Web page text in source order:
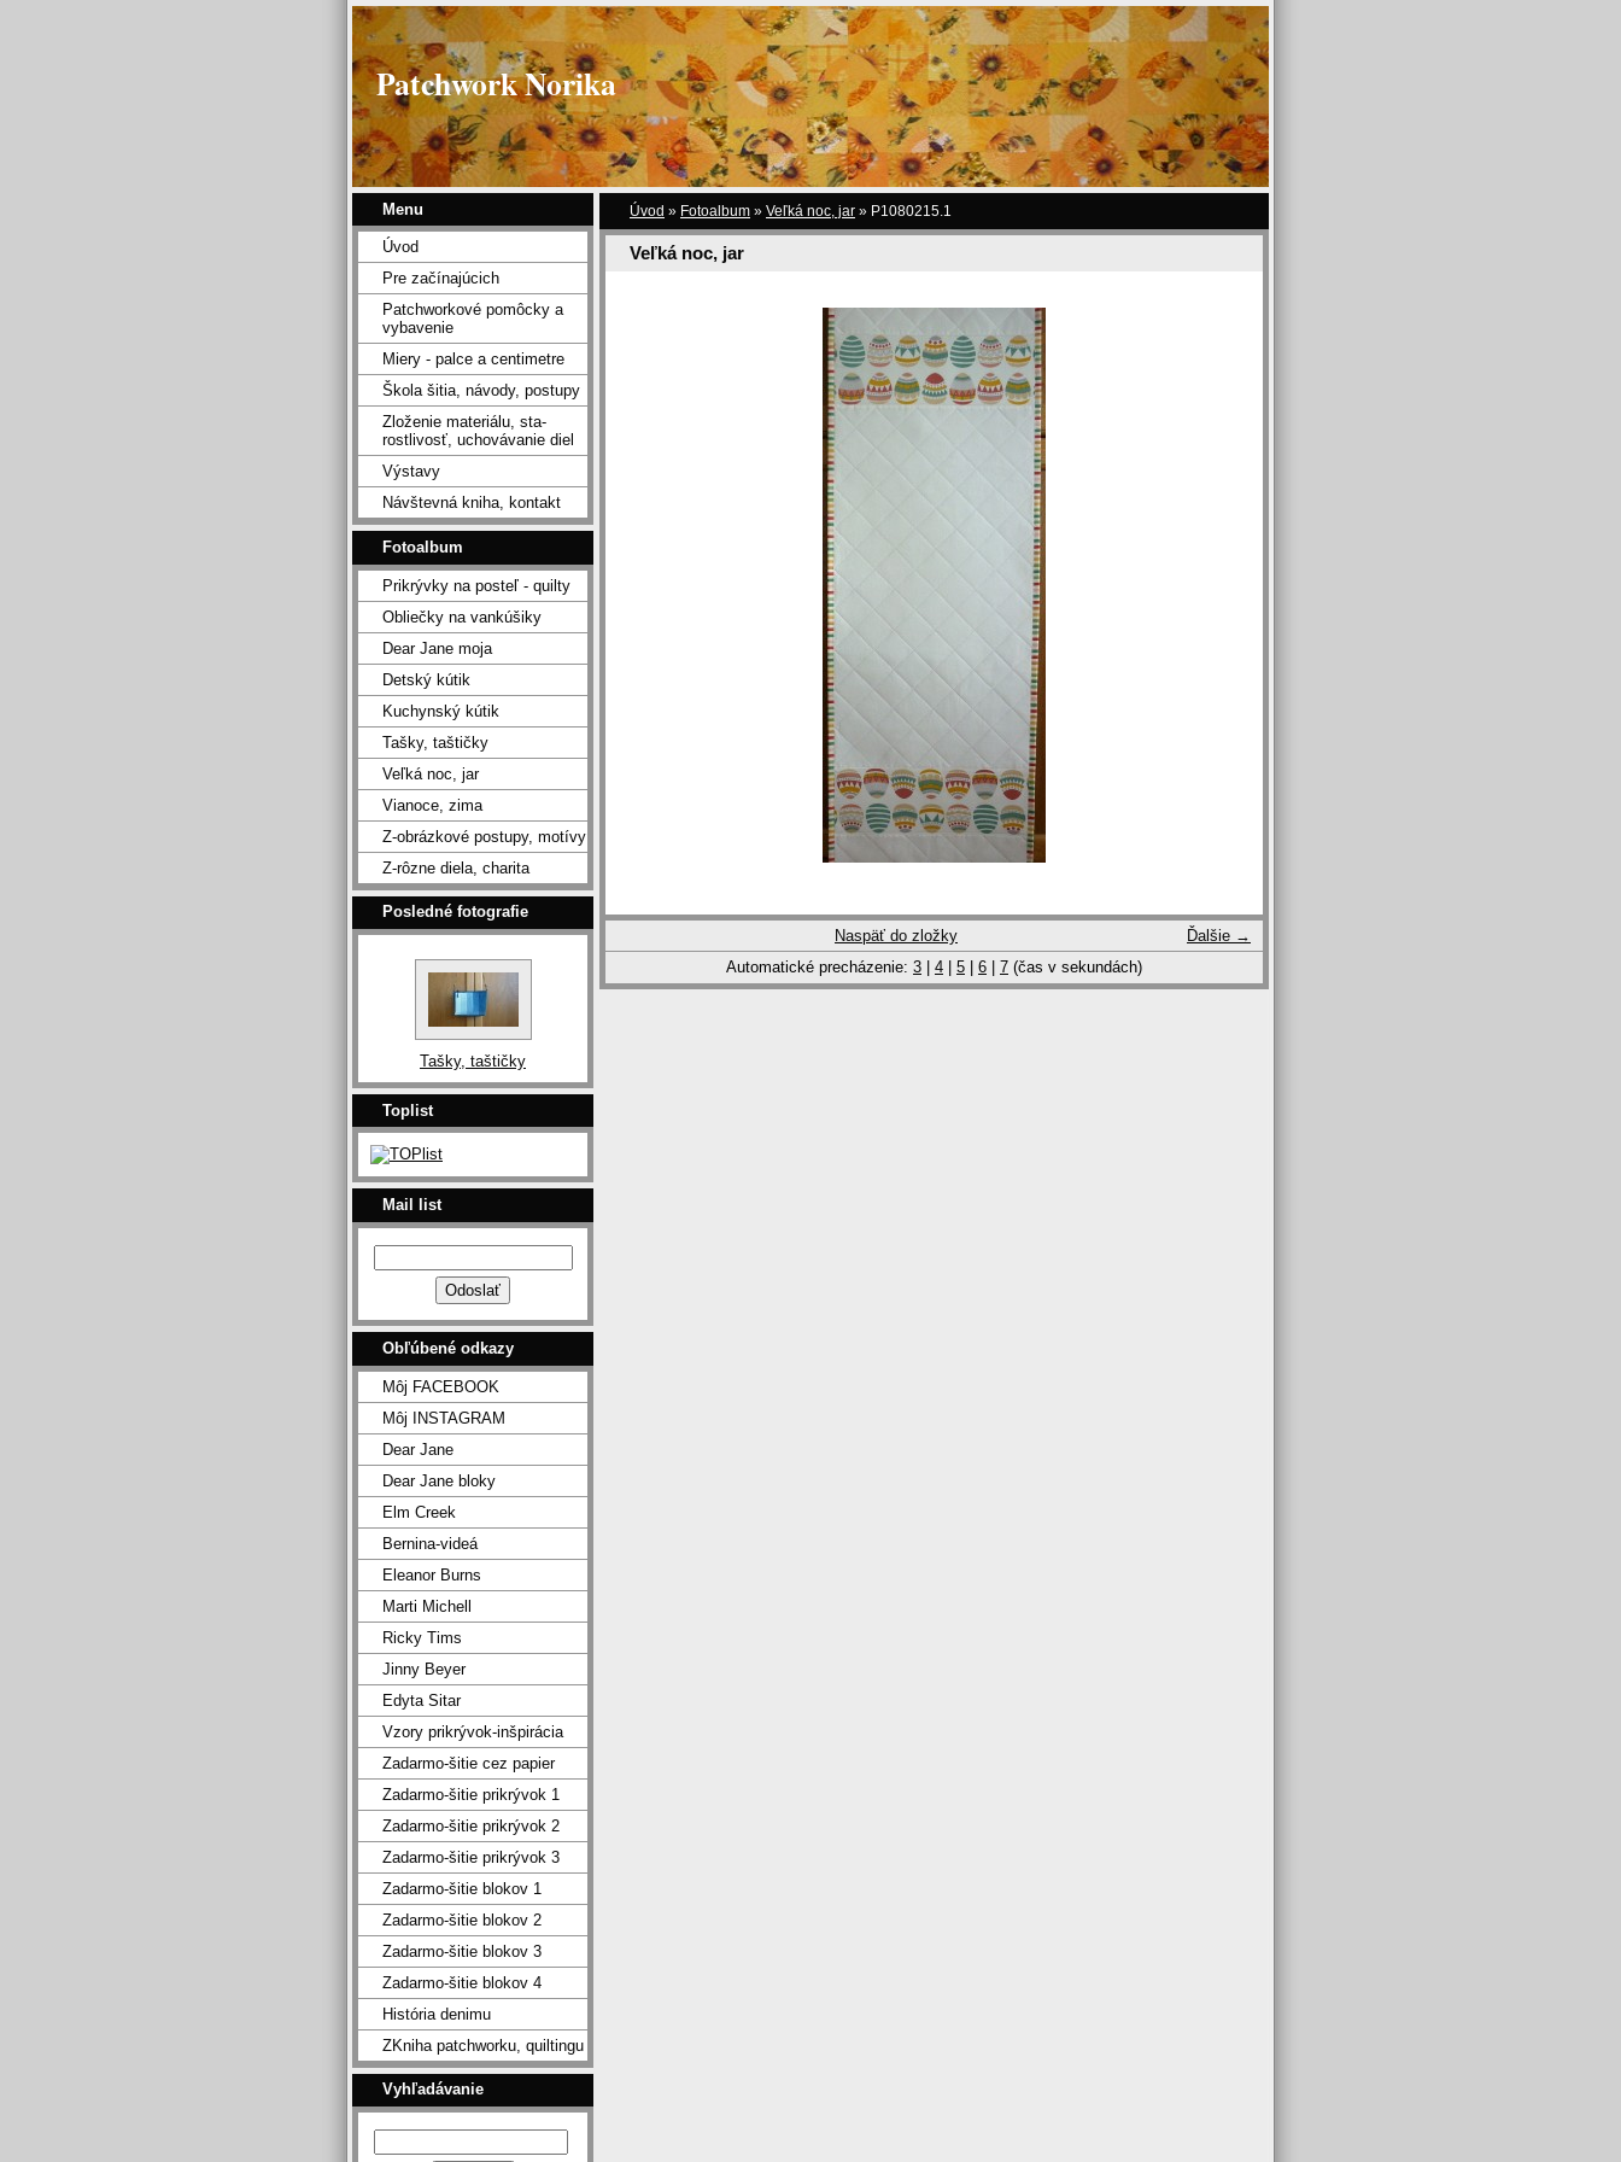
Patchwork Norika
Úvod » Fotoalbum » Veľká noc, jar » P1080215.1
Veľká noc, jar
Ďalšie →
Naspäť do zložky
Automatické precházenie: 3 4 5 6 7 (čas v sekundách)
Menu
Úvod
Pre začínajúcich
Patchworkové pomôcky a
vybavenie
Miery - palce a centimetre
Škola šitia, návody, postupy
Zloženie materiálu, sta-
rostlivosť, uchovávanie diel
Výstavy
Návštevná kniha, kontakt
Fotoalbum
Prikrývky na posteľ - quilty
Obliečky na vankúšiky
Dear Jane moja
Detský kútik
Kuchynský kútik
Tašky, taštičky
Veľká noc, jar
Vianoce, zima
Z-obrázkové postupy, motívy
Z-rôzne diela, charita
Posledné fotografie
Tašky, taštičky
Toplist
Mail list
Obľúbené odkazy
Môj FACEBOOK
Môj INSTAGRAM
Dear Jane
Dear Jane bloky
Elm Creek
Bernina-videá
Eleanor Burns
Marti Michell
Ricky Tims
Jinny Beyer
Edyta Sitar
Vzory prikrývok-inšpirácia
Zadarmo-šitie cez papier
Zadarmo-šitie prikrývok 1
Zadarmo-šitie prikrývok 2
Zadarmo-šitie prikrývok 3
Zadarmo-šitie blokov 1
Zadarmo-šitie blokov 2
Zadarmo-šitie blokov 3
Zadarmo-šitie blokov 4
História denimu
ZKniha patchworku, quiltingu
Vyhľadávanie